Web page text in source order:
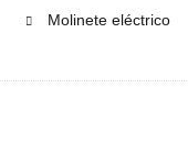
Molinete eléctrico